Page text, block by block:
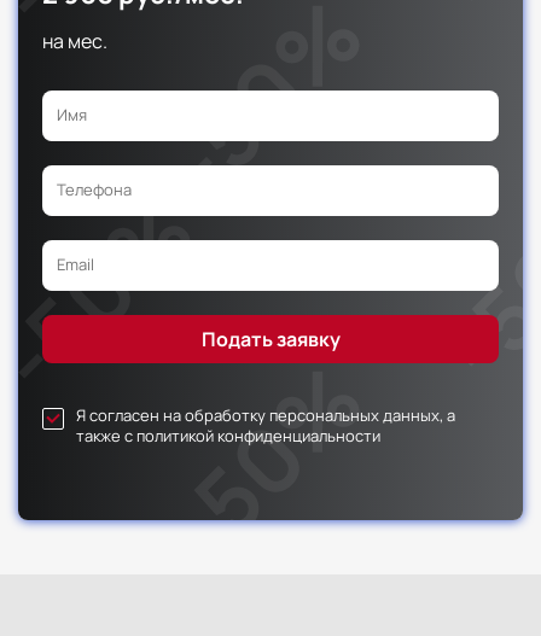
на мес.
Я согласен на обработку персональных данных, а
также с политикой конфиденциальности